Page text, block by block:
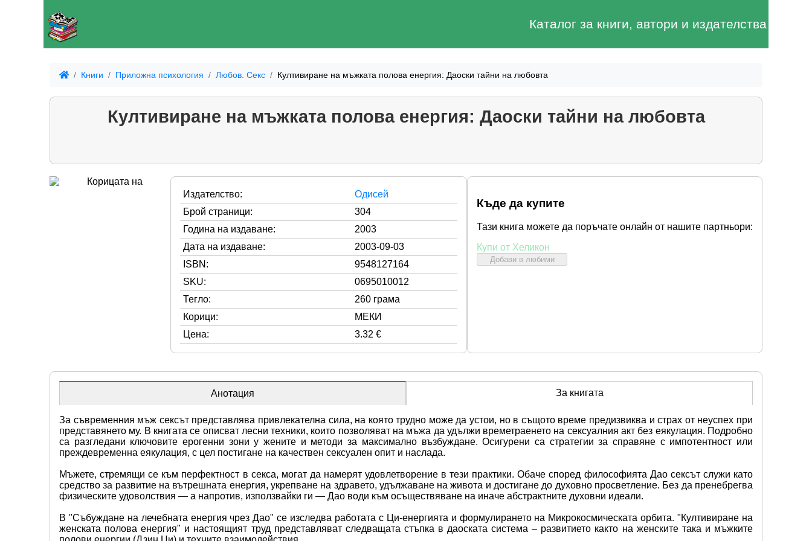
Каталог за книги, автори и издателства
Книги Приложна психология Любов. Секс Култивиране на мъжката полова енергия: Даоски тайни на любовта
Култивиране на мъжката полова енергия: Даоски тайни на любовта
Издателство:
Одисей
Брой страници:
304
Година на издаване:
2003
Дата на издаване:
2003-09-03
ISBN:
9548127164
SKU:
0695010012
Тегло:
260 грама
Корици:
МЕКИ
Цена:
3.32 €
Къде да купите
Тази книга можете да поръчате онлайн от нашите партньори:
Купи от Хеликон
Добави в любими
Анотация За книгата
За съвременния мъж сексът представлява привлекателна сила, на която трудно може да устои, но в същото време предизвиква и страх от неуспех при
представянето му. В книгата се описват лесни техники, които позволяват на мъжа да удължи времетраенето на сексуалния акт без еякулация. Подробно
са разгледани ключовите ерогенни зони у жените и методи за максимално възбуждане. Осигурени са стратегии за справяне с импотентност или
преждевременна еякулация, с цел постигане на качествен сексуален опит и наслада.
Мъжете, стремящи се към перфектност в секса, могат да намерят удовлетворение в тези практики. Обаче според философията Дао сексът служи като
средство за развитие на вътрешната енергия, укрепване на здравето, удължаване на живота и достигане до духовно просветление. Без да пренебрегва
физическите удоволствия — а напротив, използвайки ги — Дао води към осъществяване на иначе абстрактните духовни идеали.
В "Събуждане на лечебната енергия чрез Дао" се изследва работата с Ци-енергията и формулирането на Микрокосмическата орбита. "Култивиране на
женската полова енергия" и настоящият труд представляват следващата стъпка в даоската система – развитието както на женските така и мъжките